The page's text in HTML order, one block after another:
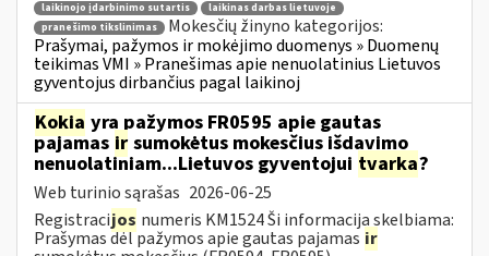
laikinojo įdarbinimo sutartis
laikinas darbas lietuvoje
pranešimo tikslinimas
Mokesčių žinyno kategorijos:
Prašymai, pažymos ir mokėjimo duomenys » Duomenų
teikimas VMI » Pranešimas apie nenuolatinius Lietuvos
gyventojus dirbančius pagal laikinoj
Kokia yra pažymos FR0595 apie gautas
pajamas ir sumokėtus mokesčius išdavimo
nenuolatiniam...Lietuvos gyventojui tvarka?
Web turinio sąrašas 2026-06-25
Registracijos numeris KM1524 Ši informacija skelbiama:
Prašymas dėl pažymos apie gautas pajamas ir